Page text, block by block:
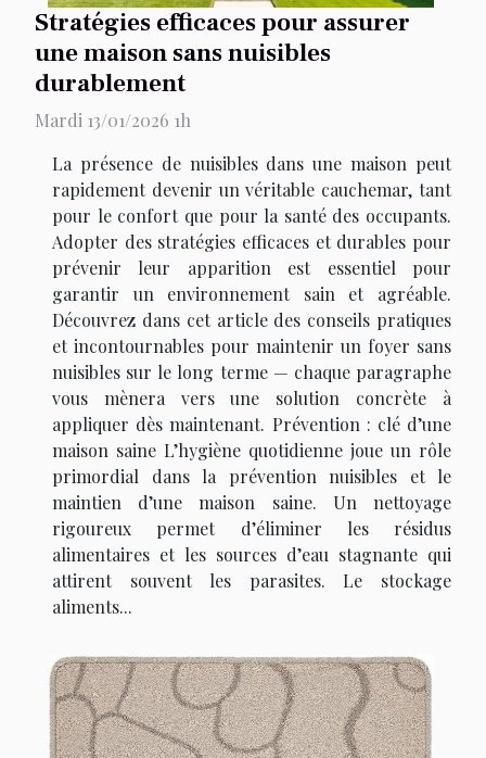
Stratégies efficaces pour assurer
une maison sans nuisibles
durablement
Mardi 13/01/2026 1h
La présence de nuisibles dans une maison peut
rapidement devenir un véritable cauchemar, tant
pour le confort que pour la santé des occupants.
Adopter des stratégies efficaces et durables pour
prévenir leur apparition est essentiel pour
garantir un environnement sain et agréable.
Découvrez dans cet article des conseils pratiques
et incontournables pour maintenir un foyer sans
nuisibles sur le long terme — chaque paragraphe
vous mènera vers une solution concrète à
appliquer dès maintenant. Prévention : clé d’une
maison saine L’hygiène quotidienne joue un rôle
primordial dans la prévention nuisibles et le
maintien d’une maison saine. Un nettoyage
rigoureux permet d’éliminer les résidus
alimentaires et les sources d’eau stagnante qui
attirent souvent les parasites. Le stockage
aliments...